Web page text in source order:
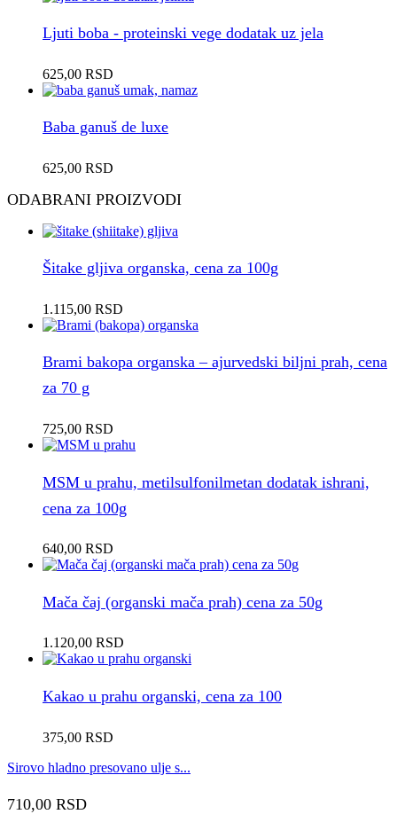
Ljuti boba - proteinski vege dodatak uz jela
625,00 RSD
Baba ganuš de luxe
625,00 RSD
ODABRANI PROIZVODI
Šitake gljiva organska, cena za 100g
1.115,00 RSD
Brami bakopa organska – ajurvedski biljni prah, cena
za 70 g
725,00 RSD
MSM u prahu, metilsulfonilmetan dodatak ishrani,
cena za 100g
640,00 RSD
Mača čaj (organski mača prah) cena za 50g
1.120,00 RSD
Kakao u prahu organski, cena za 100
375,00 RSD
Sirovo hladno presovano ulje s...
710,00 RSD